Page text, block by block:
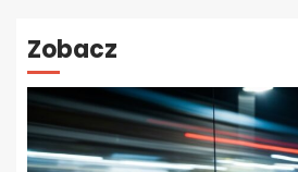
Zobacz